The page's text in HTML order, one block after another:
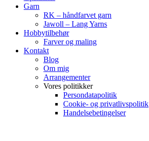
Garn
RK – håndfarvet garn
Jawoll – Lang Yarns
Hobbytilbehør
Farver og maling
Kontakt
Blog
Om mig
Arrangementer
Vores politikker
Persondatapolitik
Cookie- og privatlivspolitik
Handelsebetingelser